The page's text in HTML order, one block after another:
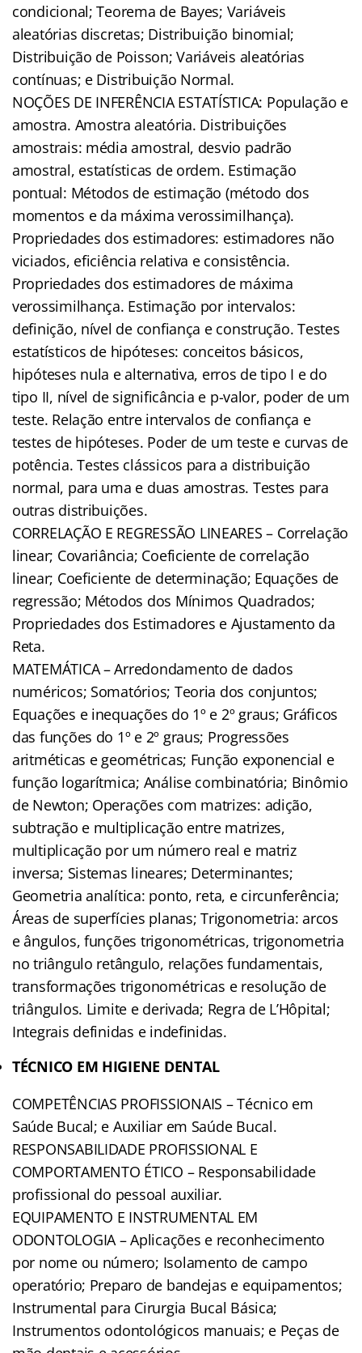
condicional; Teorema de Bayes; Variáveis
aleatórias discretas; Distribuição binomial;
Distribuição de Poisson; Variáveis aleatórias
contínuas; e Distribuição Normal.
NOÇÕES DE INFERÊNCIA ESTATÍSTICA: População e
amostra. Amostra aleatória. Distribuições
amostrais: média amostral, desvio padrão
amostral, estatísticas de ordem. Estimação
pontual: Métodos de estimação (método dos
momentos e da máxima verossimilhança).
Propriedades dos estimadores: estimadores não
viciados, eficiência relativa e consistência.
Propriedades dos estimadores de máxima
verossimilhança. Estimação por intervalos:
definição, nível de confiança e construção. Testes
estatísticos de hipóteses: conceitos básicos,
hipóteses nula e alternativa, erros de tipo I e do
tipo II, nível de significância e p-valor, poder de um
teste. Relação entre intervalos de confiança e
testes de hipóteses. Poder de um teste e curvas de
potência. Testes clássicos para a distribuição
normal, para uma e duas amostras. Testes para
outras distribuições.
CORRELAÇÃO E REGRESSÃO LINEARES – Correlação
linear; Covariância; Coeficiente de correlação
linear; Coeficiente de determinação; Equações de
regressão; Métodos dos Mínimos Quadrados;
Propriedades dos Estimadores e Ajustamento da
Reta.
MATEMÁTICA – Arredondamento de dados
numéricos; Somatórios; Teoria dos conjuntos;
Equações e inequações do 1º e 2º graus; Gráficos
das funções do 1º e 2º graus; Progressões
aritméticas e geométricas; Função exponencial e
função logarítmica; Análise combinatória; Binômio
de Newton; Operações com matrizes: adição,
subtração e multiplicação entre matrizes,
multiplicação por um número real e matriz
inversa; Sistemas lineares; Determinantes;
Geometria analítica: ponto, reta, e circunferência;
Áreas de superfícies planas; Trigonometria: arcos
e ângulos, funções trigonométricas, trigonometria
no triângulo retângulo, relações fundamentais,
transformações trigonométricas e resolução de
triângulos. Limite e derivada; Regra de L’Hôpital;
Integrais definidas e indefinidas.
TÉCNICO EM HIGIENE DENTAL
COMPETÊNCIAS PROFISSIONAIS – Técnico em
Saúde Bucal; e Auxiliar em Saúde Bucal.
RESPONSABILIDADE PROFISSIONAL E
COMPORTAMENTO ÉTICO – Responsabilidade
profissional do pessoal auxiliar.
EQUIPAMENTO E INSTRUMENTAL EM
ODONTOLOGIA – Aplicações e reconhecimento
por nome ou número; Isolamento de campo
operatório; Preparo de bandejas e equipamentos;
Instrumental para Cirurgia Bucal Básica;
Instrumentos odontológicos manuais; e Peças de